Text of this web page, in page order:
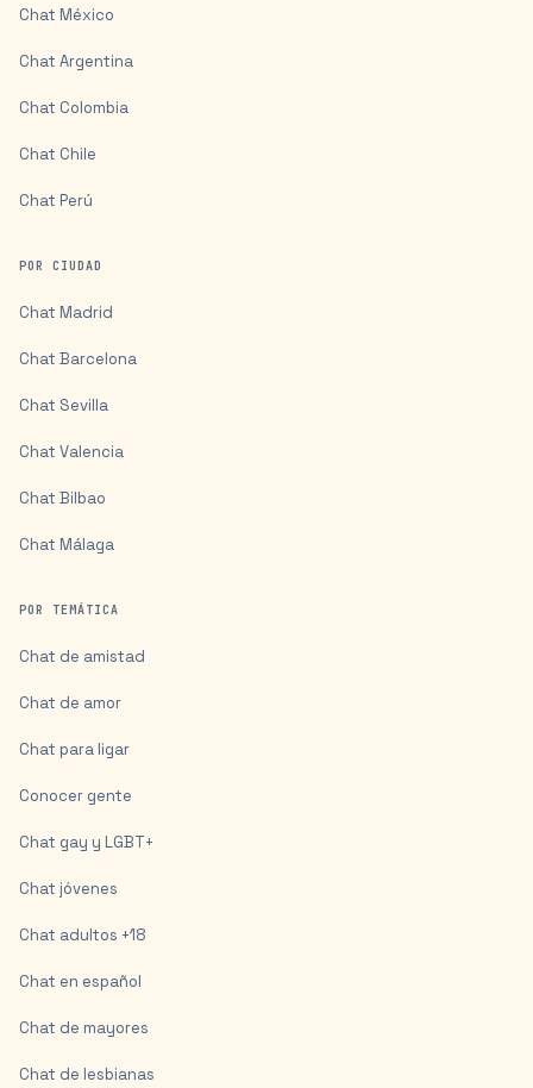
Chat México
Chat Argentina
Chat Colombia
Chat Chile
Chat Perú
POR CIUDAD
Chat Madrid
Chat Barcelona
Chat Sevilla
Chat Valencia
Chat Bilbao
Chat Málaga
POR TEMÁTICA
Chat de amistad
Chat de amor
Chat para ligar
Conocer gente
Chat gay y LGBT+
Chat jóvenes
Chat adultos +18
Chat en español
Chat de mayores
Chat de lesbianas